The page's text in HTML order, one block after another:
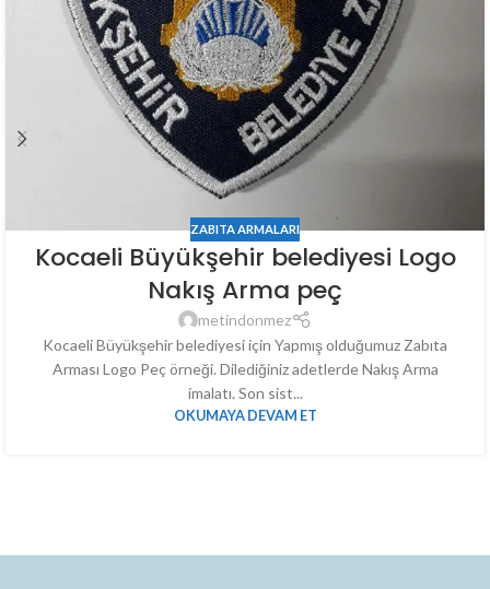
ZABITA ARMALARI
Kocaeli Büyükşehir belediyesi Logo
Nakış Arma peç
metindonmez
Kocaeli Büyükşehir belediyesi için Yapmış olduğumuz Zabıta
Arması Logo Peç örneği. Dilediğiniz adetlerde Nakış Arma
imalatı. Son sist...
OKUMAYA DEVAM ET